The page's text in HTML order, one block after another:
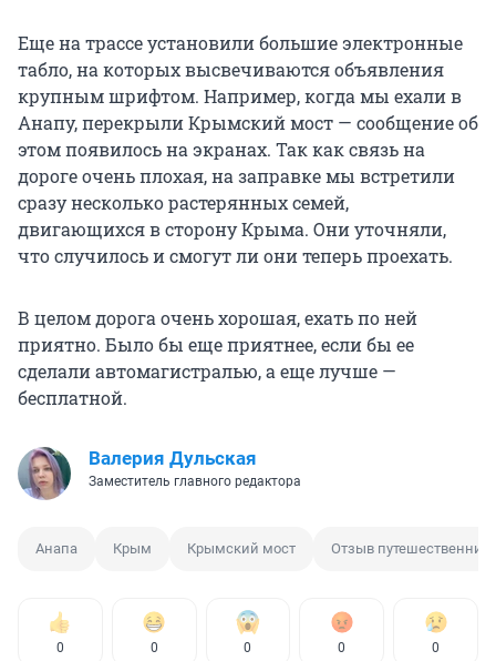
Еще на трассе установили большие электронные
табло, на которых высвечиваются объявления
крупным шрифтом. Например, когда мы ехали в
Анапу, перекрыли Крымский мост — сообщение об
этом появилось на экранах. Так как связь на
дороге очень плохая, на заправке мы встретили
сразу несколько растерянных семей,
двигающихся в сторону Крыма. Они уточняли,
что случилось и смогут ли они теперь проехать.
В целом дорога очень хорошая, ехать по ней
приятно. Было бы еще приятнее, если бы ее
сделали автомагистралью, а еще лучше —
бесплатной.
Валерия Дульская
Заместитель главного редактора
Анапа Крым Крымский мост Отзыв
0 0 0 0 0